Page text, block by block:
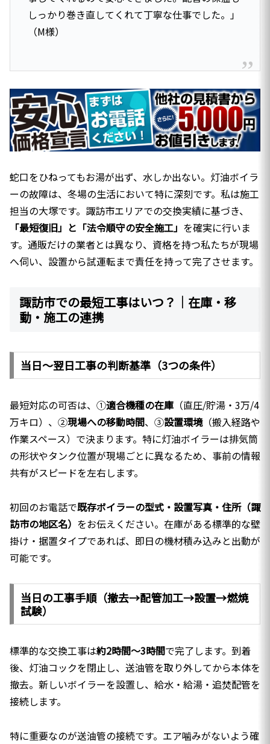
しっかり巻き直してくれて丁寧な仕事でした。」
（M様）
蛇口をひねってもお湯が出ず、水しか出ない。灯油ボイラ
ーの故障は、冬場の生活において特に深刻です。私は施工
担当の大塚です。諏訪市エリアでの交換実績に基づき、
「最短復旧」と「法令順守の安全施工」 を確実に行いま
す。通販だけの業者とは異なり、資格を持つ私たちが現場
へ伺い、設置から試運転まで責任を持って完了させます。
諏訪市での最短工事はいつ？｜在庫・移
動・施工の連携
当日〜翌日工事の判断基準（3つの条件）
最短対応の可否は、①適合機種の在庫 （直圧/貯湯・3万/4
万キロ）、②現場への移動時間、③設置環境（搬入経路や
作業スペース）で決まります。特に灯油ボイラーは排気筒
の形状やタンク位置が現場ごとに異なるため、事前の情報
共有がスピードを左右します。
初回のお電話で既存ボイラーの型式・設置写真・住所（諏
訪市の地区名） をお伝えください。在庫がある標準的な壁
掛け・据置タイプであれば、即日の機材積み込みと出動が
可能です。
当日の工事手順（撤去→配管加工→設置→燃焼
試験）
標準的な交換工事は約2時間〜3時間で完了します。到着
後、灯油コックを閉止し、送油管を取り外してから本体を
撤去。新しいボイラーを設置し、給水・給湯・追焚配管を
接続します。
特に重要なのが送油管の接続です。エア噛みがないよう確